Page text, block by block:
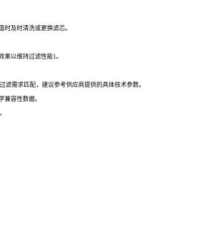
及时清洗或更换滤芯。
以维持过滤性能1。
滤需求匹配，建议参考供应商提供的具体技术参数。
容性数据。